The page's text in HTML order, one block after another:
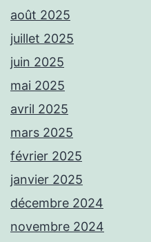
août 2025
juillet 2025
juin 2025
mai 2025
avril 2025
mars 2025
février 2025
janvier 2025
décembre 2024
novembre 2024